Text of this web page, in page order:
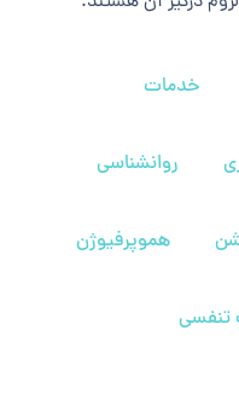
خدمات
روانشناسی
هموپرفیوژن